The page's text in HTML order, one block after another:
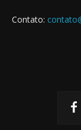
Contato: